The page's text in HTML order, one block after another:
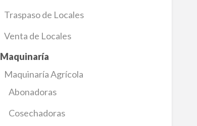
Traspaso de Locales
Venta de Locales
Maquinaría
Maquinaría Agrícola
Abonadoras
Cosechadoras